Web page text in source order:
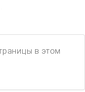
в этом